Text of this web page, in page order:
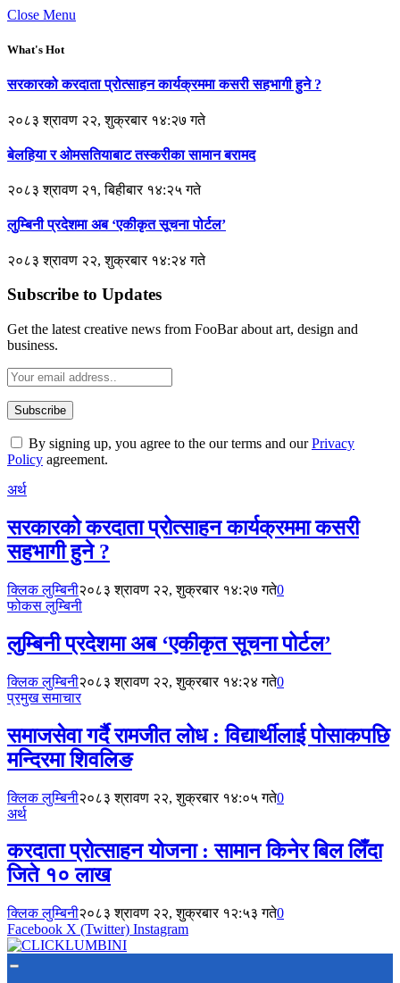
Close Menu
What's Hot
सरकारको करदाता प्रोत्साहन कार्यक्रममा कसरी सहभागी हुने ?
२०८३ श्रावण २२, शुक्रबार १४:२७ गते
बेलहिया र ओमसतियाबाट तस्करीका सामान बरामद
२०८३ श्रावण २१, बिहीबार १४:२५ गते
लुम्बिनी प्रदेशमा अब ‘एकीकृत सूचना पोर्टल’
२०८३ श्रावण २२, शुक्रबार १४:२४ गते
Subscribe to Updates
Get the latest creative news from FooBar about art, design and
business.
By signing up, you agree to the our terms and ourPrivacy
Policy agreement.
अर्थ
सरकारको करदाता प्रोत्साहन कार्यक्रममा कसरी
सहभागी हुने ?
क्लिक लुम्बिनी२०८३ श्रावण २२, शुक्रबार १४:२७ गते0
फोकस लुम्बिनी
लुम्बिनी प्रदेशमा अब ‘एकीकृत सूचना पोर्टल’
क्लिक लुम्बिनी२०८३ श्रावण २२, शुक्रबार १४:२४ गते0
प्रमुख समाचार
समाजसेवा गर्दै रामजीत लोध : विद्यार्थीलाई पोसाकपछि
मन्दिरमा शिवलिङ
क्लिक लुम्बिनी२०८३ श्रावण २२, शुक्रबार १४:०५ गते0
अर्थ
करदाता प्रोत्साहन योजना : सामान किनेर बिल लिँदा
जिते १० लाख
क्लिक लुम्बिनी२०८३ श्रावण २२, शुक्रबार १२:५३ गते0
Facebook X (Twitter) Instagram